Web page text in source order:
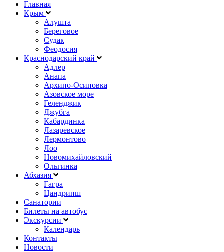
Главная
Крым
Алушта
Береговое
Судак
Феодосия
Краснодарский край
Адлер
Анапа
Архипо-Осиповка
Азовское море
Геленджик
Джубга
Кабардинка
Лазаревское
Лермонтово
Лоо
Новомихайловский
Ольгинка
Абхазия
Гагра
Цандрипш
Санатории
Билеты на автобус
Экскурсии
Календарь
Контакты
Новости